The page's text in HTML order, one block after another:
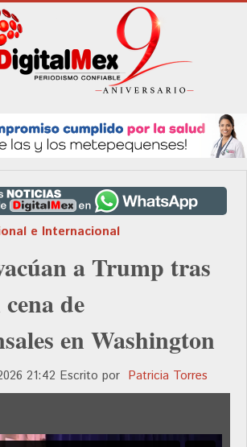
e Internacional
a Trump tras
de
en Washington
21:42 Escrito por Patricia Torres